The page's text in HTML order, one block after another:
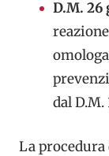
D.M. 26
dal D.M.
La procedura